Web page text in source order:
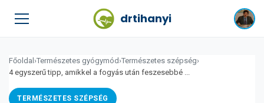
drtihanyi
Főoldal ›Természetes gyógymód ›Természetes szépség›
4 egyszerű tipp, amikkel a fogyás után feszesebbé ...
TERMÉSZETES SZÉPSÉG